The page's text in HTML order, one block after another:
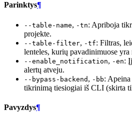
Parinktys¶
--table-name, -tn: Apriboja
projekte.
--table-filter, -tf: Filtras,
lenteles, kurių pavadinimuose yra
--enable_notification, -en:
alertų atveju.
--bypass-backend , -bb:
tikrinimą tiesiogiai iš CLI (skirta
Pavyzdys¶